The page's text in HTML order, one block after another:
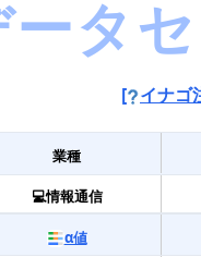
[ イナゴ
業種
💻情報通信
α値